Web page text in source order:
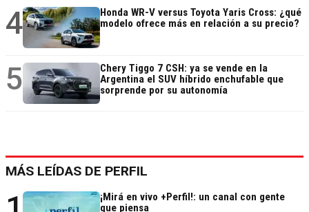
4
Honda WR-V versus Toyota Yaris Cross: ¿qué
modelo ofrece más en relación a su precio?
5
Chery Tiggo 7 CSH: ya se vende en la
Argentina el SUV híbrido enchufable que
sorprende por su autonomía
MÁS LEÍDAS DE PERFIL
¡Mirá en vivo +Perfil!: un canal con gente
que piensa